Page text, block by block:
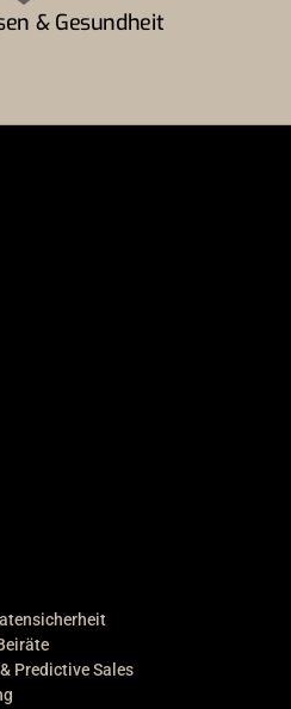
& Gesundheit
Predictive Sales